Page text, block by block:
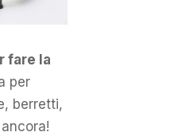
fare la
per
berretti,